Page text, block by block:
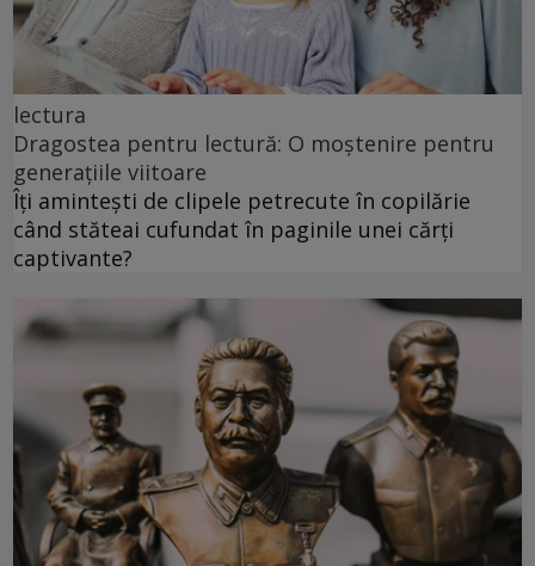
lectura
Dragostea pentru lectură: O moștenire pentru
generațiile viitoare
Îți amintești de clipele petrecute în copilărie
când stăteai cufundat în paginile unei cărți
captivante?